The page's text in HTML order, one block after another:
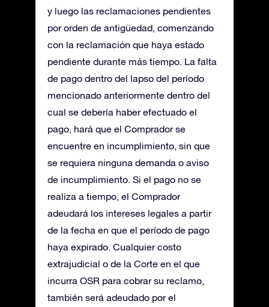
y luego las reclamaciones pendientes
por orden de antigüedad, comenzando
con la reclamación que haya estado
pendiente durante más tiempo. La falta
de pago dentro del lapso del período
mencionado anteriormente dentro del
cual se debería haber efectuado el
pago, hará que el Comprador se
encuentre en incumplimiento, sin que
se requiera ninguna demanda o aviso
de incumplimiento. Si el pago no se
realiza a tiempo, el Comprador
adeudará los intereses legales a partir
de la fecha en que el período de pago
haya expirado. Cualquier costo
extrajudicial o de la Corte en el que
incurra OSR para cobrar su reclamo,
también será adeudado por el